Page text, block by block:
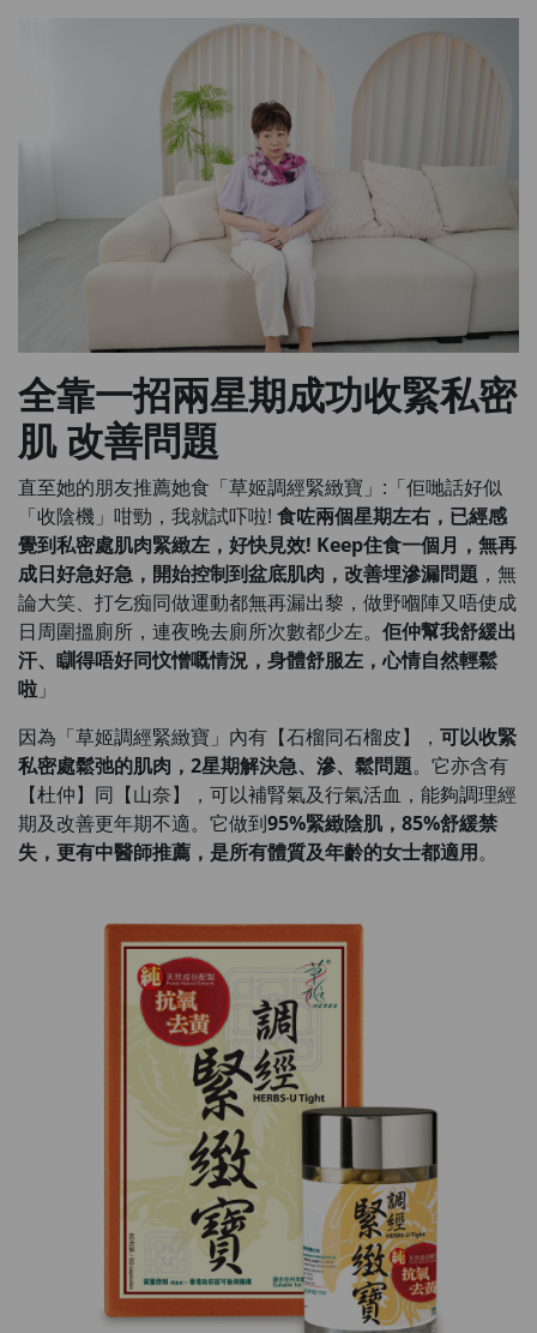
全靠一招兩星期成功收緊私密
肌 改善問題
直至她的朋友推薦她食「草姬調經緊緻寶」:「佢哋話好似
「收陰機」咁勁，我就試吓啦! 食咗兩個星期左右，已經感
覺到私密處肌肉緊緻左，好快見效! Keep住食一個月，無再
成日好急好急，開始控制到盆底肌肉，改善埋滲漏問題 ，無
論大笑、打乞痴同做運動都無再漏出黎，做野嗰陣又唔使成
日周圍搵廁所，連夜晚去廁所次數都少左。 佢仲幫我舒緩出
汗、瞓得唔好同忟憎嘅情況，身體舒服左，心情自然輕鬆
啦 」
因為「草姬調經緊緻寶」內有【石榴同石榴皮】， 可以收緊
私密處鬆弛的肌肉，2星期解決急、滲、鬆問題。它亦含有
【杜仲】同【山奈】，可以補腎氣及行氣活血，能夠調理經
期及改善更年期不適。它做到95%緊緻陰肌，85%舒緩禁
失，更有中醫師推薦，是所有體質及年齡的女士都適用。